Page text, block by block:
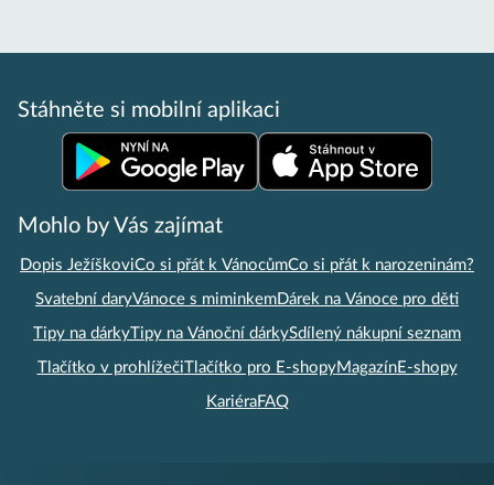
Stáhněte si mobilní aplikaci
Mohlo by Vás zajímat
Dopis JežíškoviCo si přát k VánocůmCo si přát k narozeninám?
Svatební daryVánoce s miminkem Dárek na Vánoce pro děti
Tipy na dárkyTipy na Vánoční dárkySdílený nákupní seznam
Tlačítko v prohlížečiTlačítko pro E-shopyMagazínE-shopy
KariéraFAQ